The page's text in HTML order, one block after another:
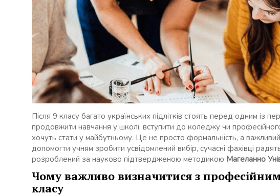
Після 9 класу багато українських підлітків стоять перед одним із
продовжити навчання у школі, вступити до коледжу чи
хочуть стати у майбутньому. Це не просто формальність, а
допомогти учням зробити усвідомлений вибір, сучасні фахівці
розроблений за науково підтвердженою методикою Магеланно
Чому важливо визначитися з
класу